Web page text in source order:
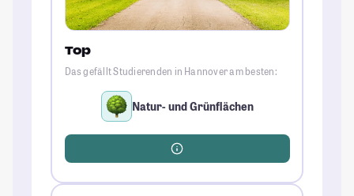
Top
Das gefällt Studierenden in Hannover am besten:
Natur- und Grünflächen